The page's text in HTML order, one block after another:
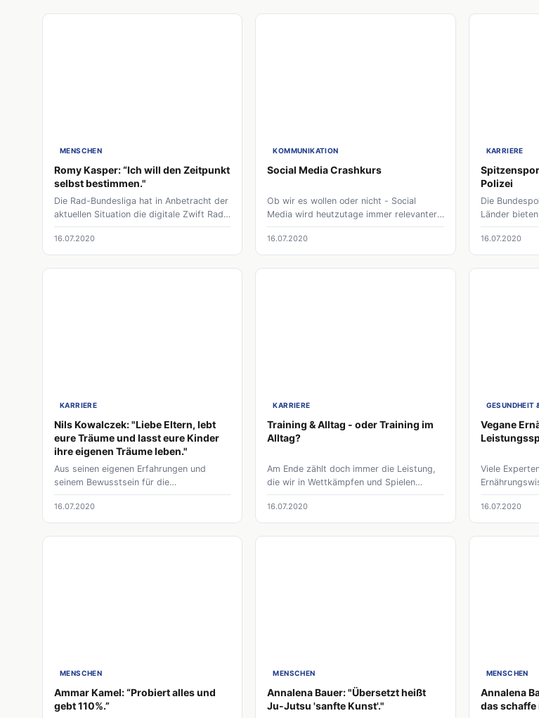
MENSCHEN
Romy Kasper: “Ich will den Zeitpunkt
selbst bestimmen."
Die Rad-Bundesliga hat in Anbetracht der
aktuellen Situation die digitale Zwift Rad-
Bundesliga ins Leben gerufen. Den Sieg
bei dem über das Internet veranstaltete
Turnier sicherte sich Romy Kasper, die
sich von Stürzen und Krisen wie diesen
16.07.2020
KOMMUNIKATION
Social Media Crashkurs
Ob wir es wollen oder nicht - Social
Media wird heutzutage immer relevanter.
Wenn man auf sich aufmerksam machen
möchte ist es hilfreich online präsent zu
sein. Durch deine Reichweite können
Sponsoren auf dich aufmerksam werden
16.07.2020
KARRIERE
Polizei
Die
Länder
die
deutschen
sehen sich
Dienst. Es
16.07.2020
KARRIERE
Nils Kowalczek: "Liebe Eltern, lebt
eure Träume und lasst eure Kinder
ihre eigenen Träume leben."
Aus seinen eigenen Erfahrungen und
seinem Bewusstsein für die
Entwicklungen im Sport hat der ehemalige
Hockey National Torhüter die online-
Plattform Tinongo ins Leben gerufen. Sie
soll Eltern und Kinder bei der Wahl der
16.07.2020
KARRIERE
Training & Alltag - oder Training im
Alltag?
Am Ende zählt doch immer die Leistung,
die wir in Wettkämpfen und Spielen
erbringen. Welche Leistungen wir dafür
aber alle zusätzlich Tag für Tag und
Woche für Woche vollbringen, sehen
meistens nur die Leute unseres näheren
16.07.2020
GESUNDHEIT
Vegane
Viele
auch, dass
Ernährung
besonders
unterschätzt
16.07.2020
MENSCHEN
Ammar Kamel: “Probiert alles und
gebt 110%.”
MENSCHEN
Annalena Bauer: "Übersetzt heißt
Ju-Jutsu 'sanfte Kunst'."
MENSCHEN
Annalena
das schaffe